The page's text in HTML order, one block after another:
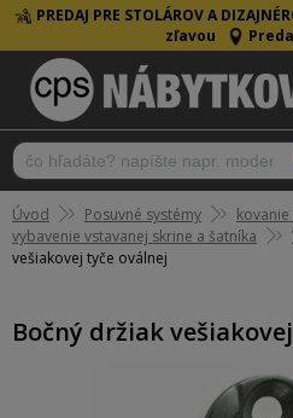
PREDAJ PRE STOLÁROV A
zľavou
Úvod Posuvné systémy
vybavenie vstavanej skrine a šatníka
vešiakovej tyče oválnej
Bočný držiak